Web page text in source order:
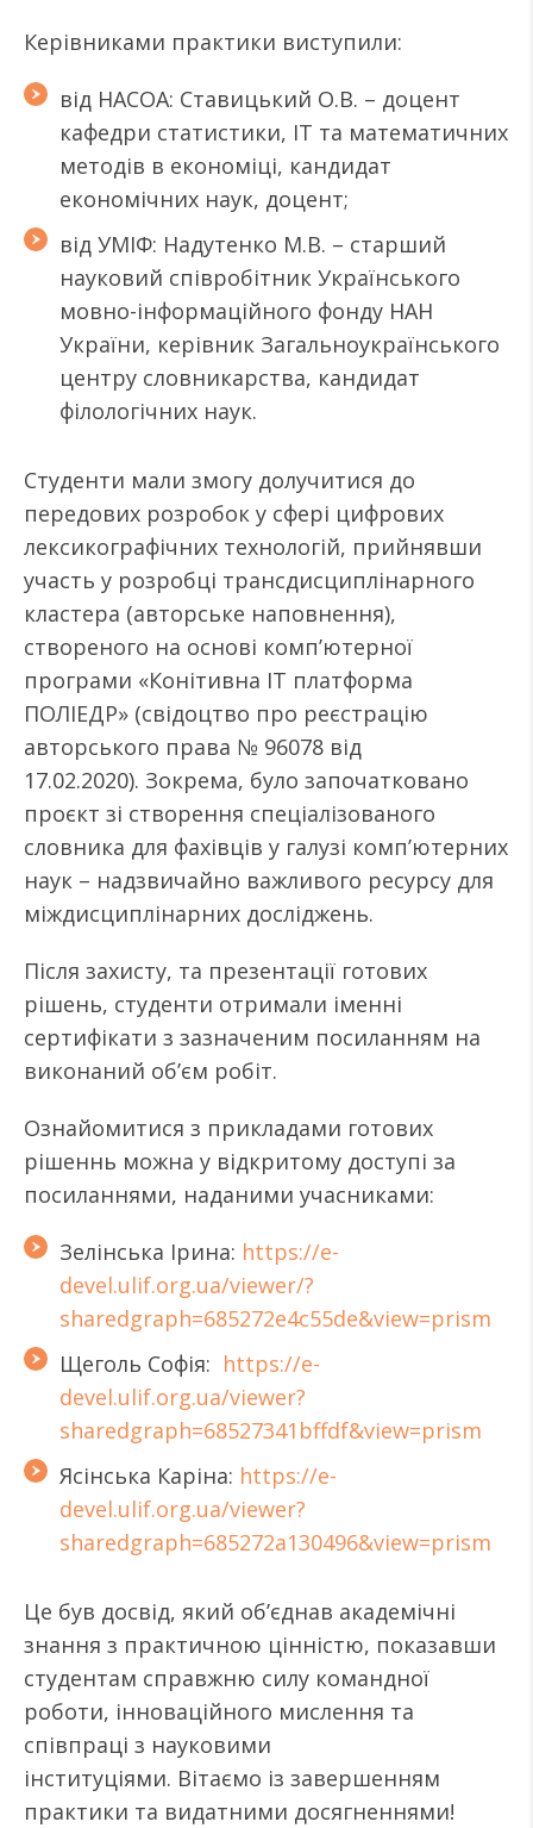
Керівниками практики виступили:
від НАСОА: Ставицький О.В. – доцент
кафедри статистики, IT та математичних
методів в економіці, кандидат
економічних наук, доцент;
від УМІФ: Надутенко М.В. – старший
науковий співробітник Українського
мовно-інформаційного фонду НАН
України, керівник Загальноукраїнського
центру словникарства, кандидат
філологічних наук.
Студенти мали змогу долучитися до
передових розробок у сфері цифрових
лексикографічних технологій, прийнявши
участь у розробці трансдисциплінарного
кластера (авторське наповнення),
створеного на основі комп’ютерної
програми «Конітивна ІТ платформа
ПОЛІЕДР» (свідоцтво про реєстрацію
авторського права № 96078 від
17.02.2020). Зокрема, було започатковано
проєкт зі створення спеціалізованого
словника для фахівців у галузі комп’ютерних
наук – надзвичайно важливого ресурсу для
міждисциплінарних досліджень.
Після захисту, та презентації готових
рішень, студенти отримали іменні
сертифікати з зазначеним посиланням на
виконаний об’єм робіт.
Ознайомитися з прикладами готових
рішеннь можна у відкритому доступі за
посиланнями, наданими учасниками:
Зелінська Ірина: https://e-
devel.ulif.org.ua/viewer/?
sharedgraph=685272e4c55de&view=prism
Щеголь Софія: https://e-
devel.ulif.org.ua/viewer?
sharedgraph=68527341bffdf&view=prism
Ясінська Каріна: https://e-
devel.ulif.org.ua/viewer?
sharedgraph=685272a130496&view=prism
Це був досвід, який об’єднав академічні
знання з практичною цінністю, показавши
студентам справжню силу командної
роботи, інноваційного мислення та
співпраці з науковими
інституціями. Вітаємо із завершенням
практики та видатними досягненнями!